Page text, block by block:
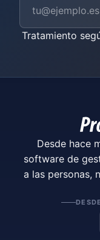
Tratamiento
Desde hace
software de
a las personas,